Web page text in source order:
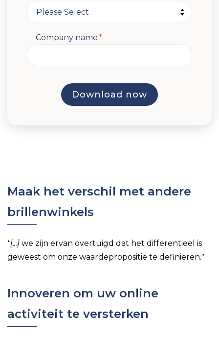
Company name*
Maak het verschil met andere
brillenwinkels
"[...] we zijn ervan overtuigd dat het differentieel is
geweest om onze waardepropositie te definiëren."
Innoveren om uw online
activiteit te versterken